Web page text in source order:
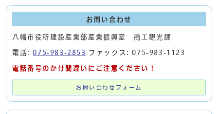
お問い合わせ
八幡市役所建設産業部産業振興室 商工観光課
電話:075-983-2853 ファックス: 075-983-1123
電話番号のかけ間違いにご注意ください！
お問い合わせフォーム